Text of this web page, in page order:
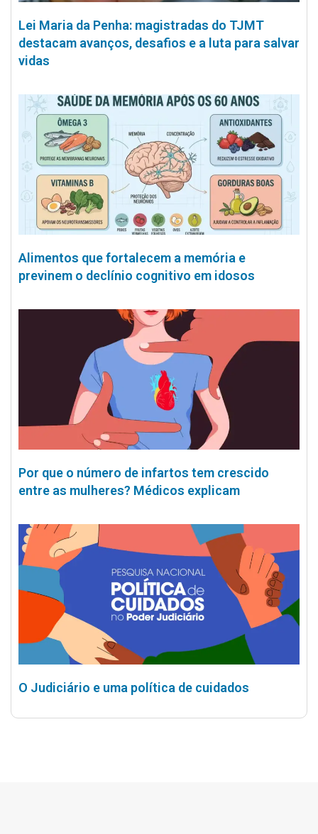
Lei Maria da Penha: magistradas do TJMT
destacam avanços, desafios e a luta para salvar
vidas
Alimentos que fortalecem a memória e
previnem o declínio cognitivo em idosos
Por que o número de infartos tem crescido
entre as mulheres? Médicos explicam
O Judiciário e uma política de cuidados